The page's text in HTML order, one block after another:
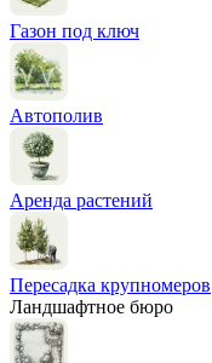
Газон под ключ
Автополив
Аренда растений
Пересадка крупномеров
Ландшафтное бюро